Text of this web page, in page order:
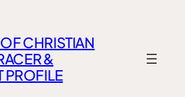
CHRISTIAN
&
PROFILE